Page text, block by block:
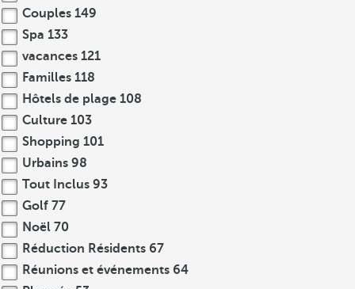
Couples 149
Spa 133
vacances 121
Familles 118
Hôtels de plage 108
Culture 103
Shopping 101
Urbains 98
Tout Inclus 93
Golf 77
Noël 70
Réduction Résidents 67
Réunions et événements 64